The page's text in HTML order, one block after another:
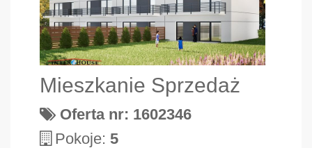
Mieszkanie Sprzedaż
Oferta nr: 1602346
Pokoje:5